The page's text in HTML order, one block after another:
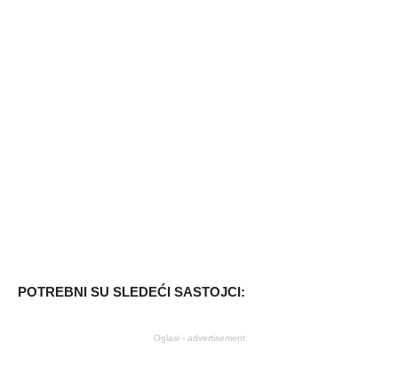
POTREBNI SU SLEDEĆI SASTOJCI:
Oglasi - advertisement